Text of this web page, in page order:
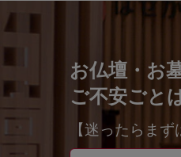
お仏壇・お
ご不安ごと
【迷ったらま